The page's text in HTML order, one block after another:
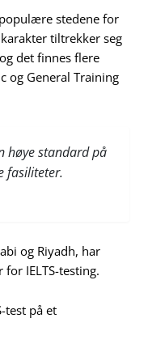
stedene for
tiltrekker seg
det finnes flere
og General Training
høye standard på
fasiliteter.
og Riyadh, har
IELTS-testing.
test på et